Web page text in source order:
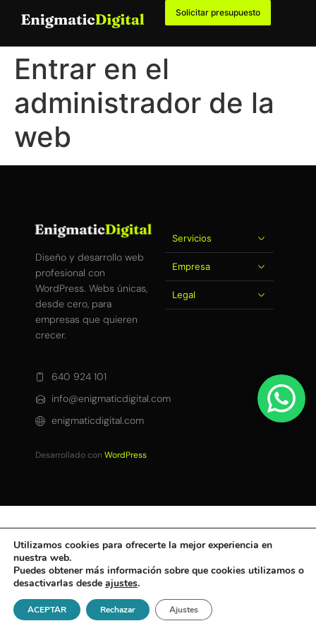
Solicitar presupuesto
Entrar en el
administrador de la
web
Diseño y desarrollo web
profesional con
WordPress. Webs únicas,
desde cero, para
empresas que quieren
crecer.
640 924 101
info@enigmaticdigital.com
enigmaticdigital.com
Desarrollado con WordPress
Servicios
Empresa
Legal
Utilizamos cookies para ofrecerte la mejor experiencia en
nuestra web.
Puedes obtener más información sobre que cookies utilizamos o
desactivarlas desde ajustes.
ACEPTAR Rechazar Ajustes